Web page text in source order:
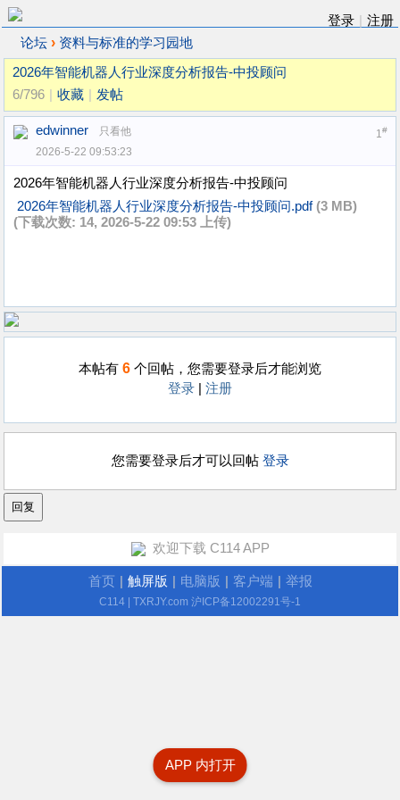
登录
注册
论坛 › 资料与标准的学习园地
2026年智能机器人行业深度分析报告-中投顾问
6/796
收藏 发帖
1#
edwinner
只看他
2026-5-22 09:53:23
2026年智能机器人行业深度分析报告-中投顾问
2026年智能机器人行业深度分析报告-中投顾问.pdf (3 MB)
(下载次数: 14, 2026-5-22 09:53 上传)
本帖有 6 个回帖，您需要登录后才能浏览
登录
注册
您需要登录后才可以回帖 登录
APP 内打开
欢迎下载 C114 APP
首页 触屏版 电脑版 客户端 举报
C114 | TXRJY.com 沪ICP备12002291号-1